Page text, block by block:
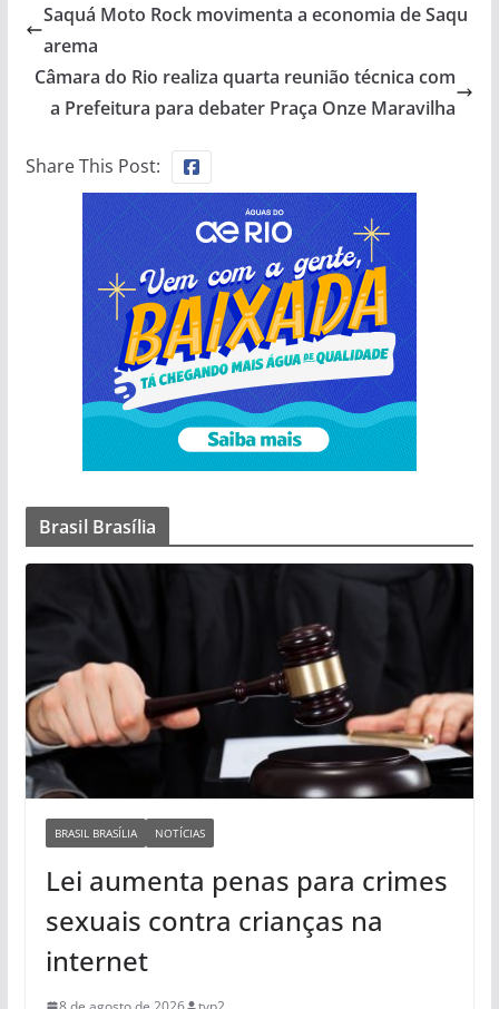
Saquá Moto Rock movimenta a economia de Saqu
arema
Câmara do Rio realiza quarta reunião técnica com
a Prefeitura para debater Praça Onze Maravilha
Share This Post:
Brasil Brasília
BRASIL BRASÍLIA NOTÍCIAS
Lei aumenta penas para crimes
sexuais contra crianças na
internet